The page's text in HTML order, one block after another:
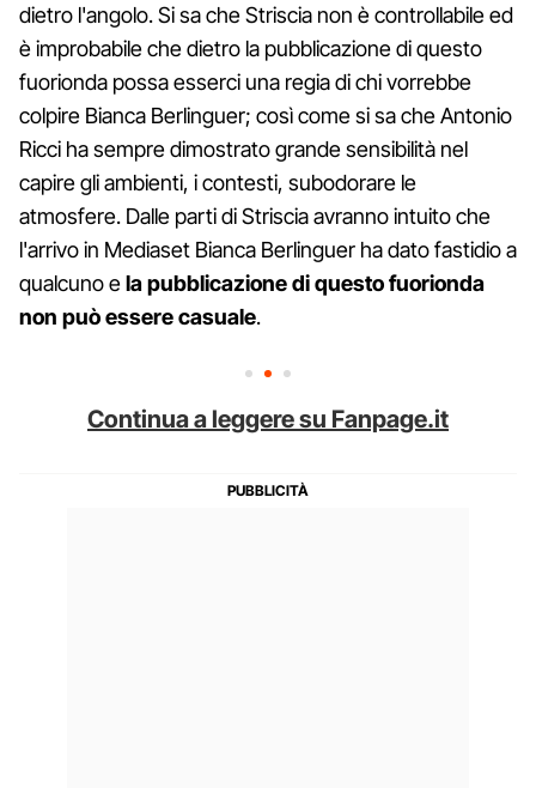
dietro l'angolo. Si sa che Striscia non è controllabile ed
è improbabile che dietro la pubblicazione di questo
fuorionda possa esserci una regia di chi vorrebbe
colpire Bianca Berlinguer; così come si sa che Antonio
Ricci ha sempre dimostrato grande sensibilità nel
capire gli ambienti, i contesti, subodorare le
atmosfere. Dalle parti di Striscia avranno intuito che
l'arrivo in Mediaset Bianca Berlinguer ha dato fastidio a
qualcuno ela pubblicazione di questo fuorionda
non può essere casuale.
Continua a leggere su Fanpage.it